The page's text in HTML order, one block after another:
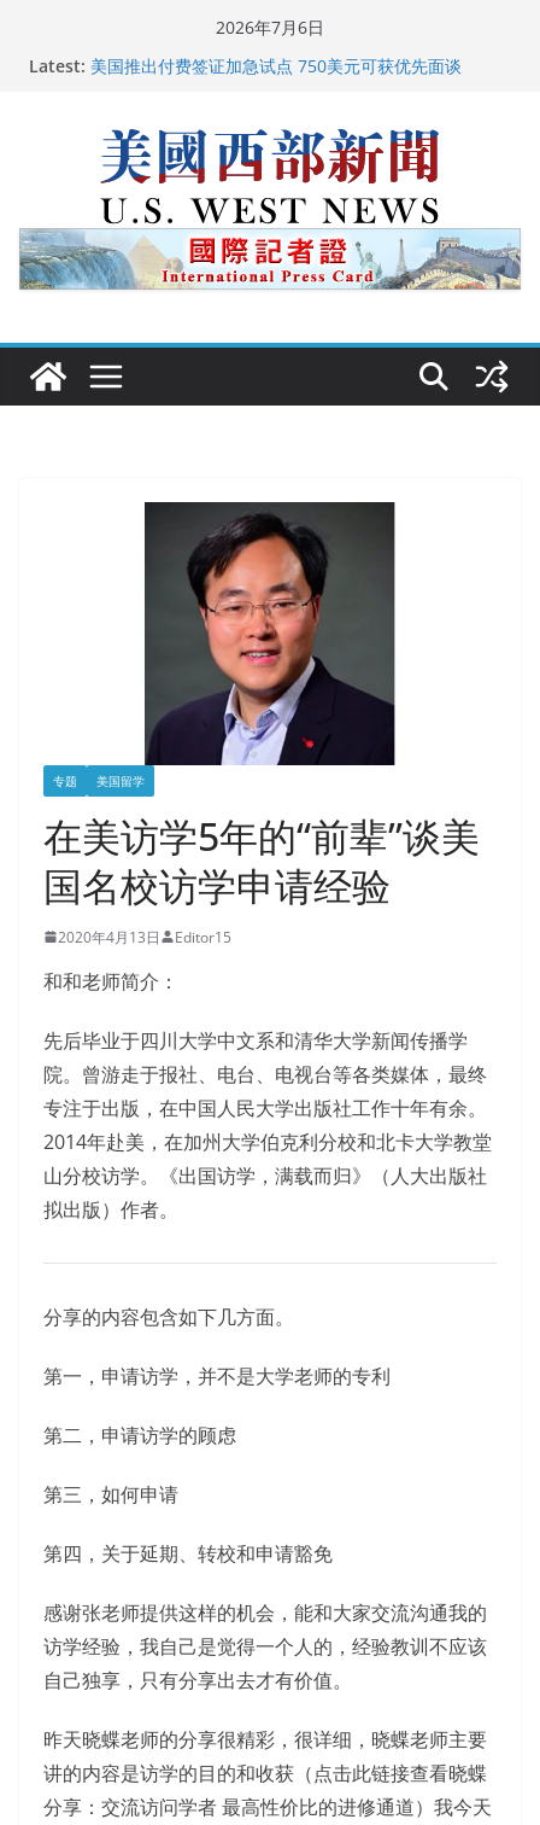
2026年7月6日
Latest: 美国推出付费签证加急试点 750美元可获优先面谈
美国最高法院维持“出生公民权” : 出生在美国就是美国
人！
中国驻美国大使谢锋邀请美国老教师罗纳德·萨科尔斯基
再次访华
专题 美国留学
在美访学5年的“前辈”谈美
国名校访学申请经验
2020年4月13日 Editor15
和和老师简介：
先后毕业于四川大学中文系和清华大学新闻传播学
院。曾游走于报社、电台、电视台等各类媒体，最终
专注于出版，在中国人民大学出版社工作十年有余。
2014年赴美，在加州大学伯克利分校和北卡大学教堂
山分校访学。《出国访学，满载而归》（人大出版社
拟出版）作者。
分享的内容包含如下几方面。
第一，申请访学，并不是大学老师的专利
第二，申请访学的顾虑
第三，如何申请
第四，关于延期、转校和申请豁免
感谢张老师提供这样的机会，能和大家交流沟通我的
访学经验，我自己是觉得一个人的，经验教训不应该
自己独享，只有分享出去才有价值。
昨天晓蝶老师的分享很精彩，很详细，晓蝶老师主要
讲的内容是访学的目的和收获（点击此链接查看晓蝶
分享：交流访问学者 最高性价比的进修通道）我今天